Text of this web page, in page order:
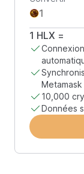
1 HLX =
Metamask
10,000
Données